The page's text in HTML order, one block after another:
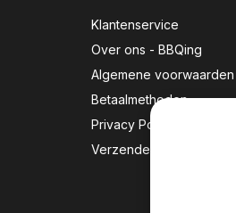
Klantenservice
Over ons - BBQing
Algemene voorwaarden
Betaalmethoden
Privacy Policy
Verzenden & retourneren